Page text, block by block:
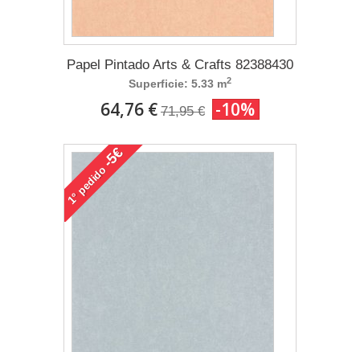
Papel Pintado Arts & Crafts 82388430
Superficie: 5.33 m2
64,76 € 71,95 € -10%
1°
pedido
-5€